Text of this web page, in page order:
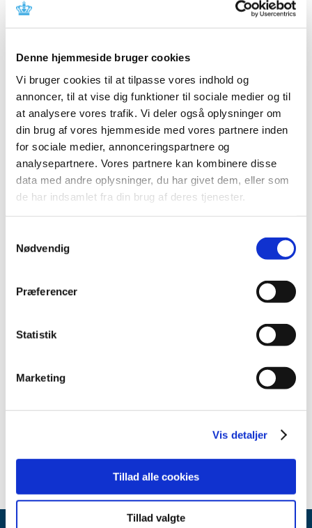
Denne hjemmeside bruger cookies
Vi bruger cookies til at tilpasse vores indhold og
annoncer, til at vise dig funktioner til sociale medier og til
at analysere vores trafik. Vi deler også oplysninger om
din brug af vores hjemmeside med vores partnere inden
for sociale medier, annonceringspartnere og
analysepartnere. Vores partnere kan kombinere disse
data med andre oplysninger, du har givet dem, eller som
de har indsamlet fra din brug af deres tjenester.
Nødvendig
Præferencer
Statistik
Marketing
Vis detaljer
Tillad alle cookies
Tillad valgte
2022 (197)
2021 (516)
2019 (159)
2018 (150)
2017 (167)
2016 (167)
2015 (33)
2014 (44)
2013 (49)
2012 (44)
2010 (7)
december (1)
oktober (2)
juli (1)
2007 (3)